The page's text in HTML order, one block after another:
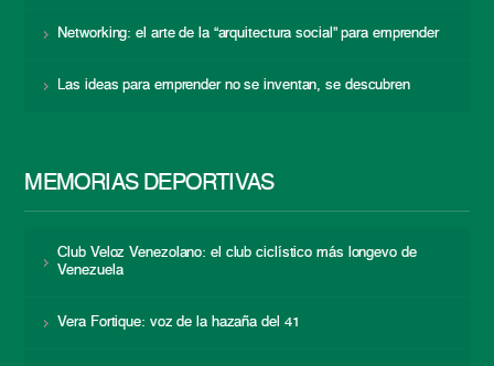
Networking: el arte de la “arquitectura social” para emprender
Las ideas para emprender no se inventan, se descubren
MEMORIAS DEPORTIVAS
Club Veloz Venezolano: el club ciclístico más longevo de
Venezuela
Vera Fortique: voz de la hazaña del 41